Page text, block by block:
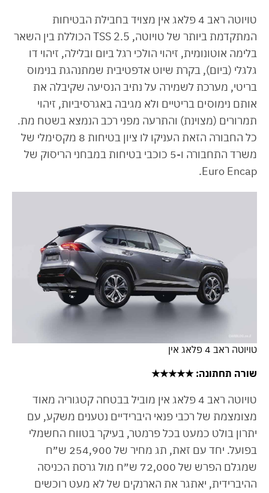
טויוטה ראב 4 פלאג אין מצויד בחבילת הבטיחות
המתקדמת ביותר של טויוטה, TSS 2.5 הכוללת בין השאר
בלימה אוטונומית, זיהוי הולכי רגל ביום ובלילה, זיהוי דו
גלגלי (ביום), בקרת שיוט אדפטיבית שמתנהגת בנימוס
בריטי, מערכת לשמירה על נתיב הנסיעה שקיבלה את
אותם נימוסים בריטיים ולא מגיבה באגרסיביות, זיהוי
תמרורים (מצוינת) והתרעה מפני רכב הנמצא בשטח מת.
כל החבורה הזאת העניקו לו ציון בטיחות 8 מקסימלי של
משרד התחבורה ו-5 כוכבי בטיחות במבחני הריסוק של
Euro Encap.
טויוטה ראב 4 פלאג אין
שורה תחתונה: ★★★★★
טויוטה ראב 4 פלאג אין מוביל בבטחה קטגוריה מאוד
מצומצמת של רכבי פנאי היברידיים נטענים משקע, עם
יתרון בולט כמעט בכל פרמטר, בעיקר בטווח החשמלי
בפועל. יחד עם זאת, תג מחיר של 254,900 ש״ח
שמגלם הפרש של 72,000 ש״ח מול גרסת הכניסה
ההיברידית, יאתגר את הארנקים של לא מעט רוכשים